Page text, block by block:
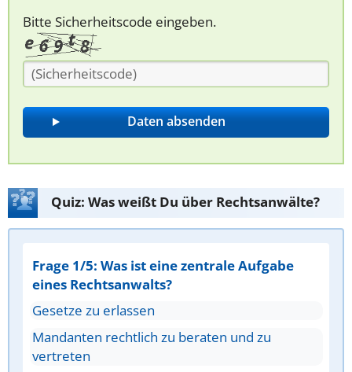
Bitte Sicherheitscode eingeben.
Quiz: Was weißt Du über Rechtsanwälte?
Frage 1/5: Was ist eine zentrale Aufgabe
eines Rechtsanwalts?
Gesetze zu erlassen
Mandanten rechtlich zu beraten und zu
vertreten